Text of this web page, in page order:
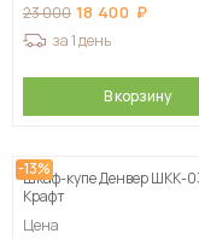
23 000 18 400
за 1 день
В корзину
-13%
Шкаф-купе Денвер ШКК-
Крафт
Цена